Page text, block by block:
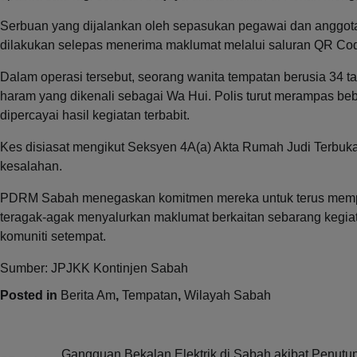
Serbuan yang dijalankan oleh sepasukan pegawai dan
dilakukan selepas menerima maklumat melalui saluran QR
Dalam operasi tersebut, seorang wanita tempatan berusia 34
haram yang dikenali sebagai Wa Hui. Polis turut merampas
dipercayai hasil kegiatan terbabit.
Kes disiasat mengikut Seksyen 4A(a) Akta Rumah Judi
kesalahan.
PDRM Sabah menegaskan komitmen mereka untuk terus
teragak-agak menyalurkan maklumat berkaitan sebarang
komuniti setempat.
Sumber: JPJKK Kontinjen Sabah
Posted in Berita Am, Tempatan, Wilayah Sabah
Gangguan Bekalan Elektrik di Sabah akibat